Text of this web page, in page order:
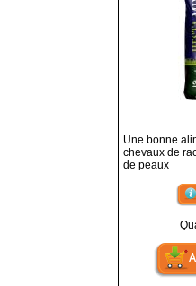
Une bonne
chevaux de
de peaux